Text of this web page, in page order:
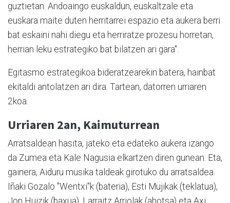
guztietan. Andoaingo euskaldun, euskaltzale eta
euskara maite duten herritarrei espazio eta aukera berri
bat eskaini nahi diegu eta herriratze prozesu horretan,
herrian leku estrategiko bat bilatzen ari gara".
Egitasmo estrategikoa bideratzearekin batera, hainbat
ekitaldi antolatzen ari dira. Tartean, datorren urriaren
2koa.
Urriaren 2an, Kaimuturrean
Arratsaldean hasita, jateko eta edateko aukera izango
da Zumea eta Kale Nagusia elkartzen diren gunean. Eta,
gainera, Aiduru musika taldeak girotuko du arratsaldea.
Iñaki Gozalo "Wentxi"k (bateria), Esti Mujikak (teklatua),
Jon Huizik (baxua), Larraitz Arriolak (ahotsa) eta Axi